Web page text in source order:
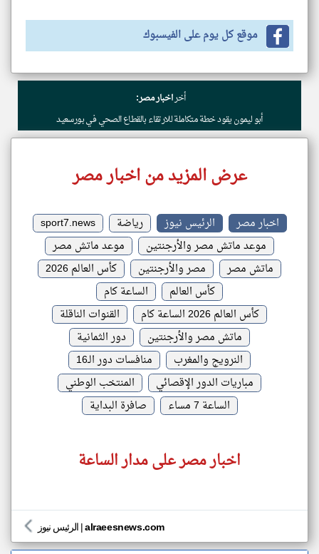
موقع كل يوم على الفيسبوك
أخراخبار مصر:
أبو ليمون يقود خطة متكاملة للارتقاء بالقطاع الصحي في بورسعيد
عرض المزيد من اخبار مصر
اخبار مصر الرئيس نيوز رياضة
sport7.news
موعد ماتش مصر والأرجنتين
موعد ماتش مصر
ماتش مصر
مصر والأرجنتين
كأس العالم 2026
كأس العالم
الساعة كام
كأس العالم 2026 الساعة كام
القنوات الناقلة
ماتش مصر والأرجنتين
دور الثمانية
النرويج والمغرب
منافسات دور الـ16
مباريات الدور الإقصائي
المنتخب الوطني
الساعة 7 مساء
صافرة البداية
اخبار مصر على مدار الساعة
الرئيس نيوز |alraeesnews.com